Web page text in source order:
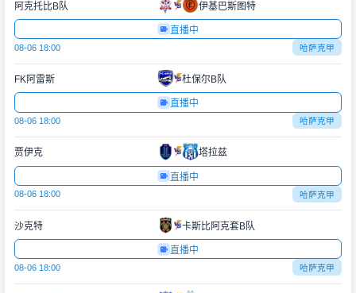
阿克托比B队 伊基巴斯图特
直播中
08-06 18:00 哈萨克甲
FK阿雷斯 杜保尔B队
直播中
08-06 18:00 哈萨克甲
贾伊克 塔拉兹
直播中
08-06 18:00 哈萨克甲
沙克特 卡斯比阿克套B队
直播中
08-06 18:00 哈萨克甲